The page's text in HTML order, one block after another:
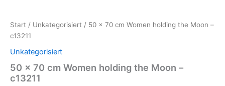
Start / Unkategorisiert / 50 x 70 cm Women holding the Moon –
c13211
Unkategorisiert
50 x 70 cm Women holding the Moon –
c13211
cm
Women
holding
the
Moon
-